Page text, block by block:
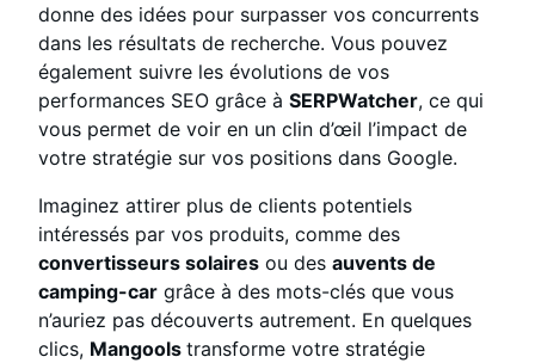
donne des idées pour surpasser vos concurrents
dans les résultats de recherche. Vous pouvez
également suivre les évolutions de vos
performances SEO grâce à SERPWatcher, ce qui
vous permet de voir en un clin d’œil l’impact de
votre stratégie sur vos positions dans Google.
Imaginez attirer plus de clients potentiels
intéressés par vos produits, comme des
convertisseurs solaires ou des auvents de
camping-car grâce à des mots-clés que vous
n’auriez pas découverts autrement. En quelques
clics, Mangools transforme votre stratégie